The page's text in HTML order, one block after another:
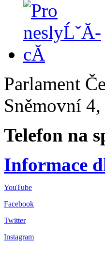
Parlament
Sněmovní
Telefon na
Informace
YouTube
Facebook
Twitter
Instagram